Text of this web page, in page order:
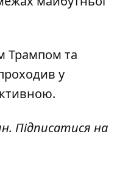
Трампом та
у
Підписатися на